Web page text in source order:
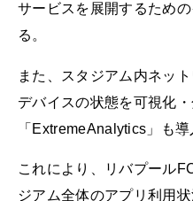
サービスを展開するため
る。
また、スタジアム内ネッ
デバイスの状態を可視化
「ExtremeAnalytics」も導
これにより、リバプール
ジアム全体のアプリ利用